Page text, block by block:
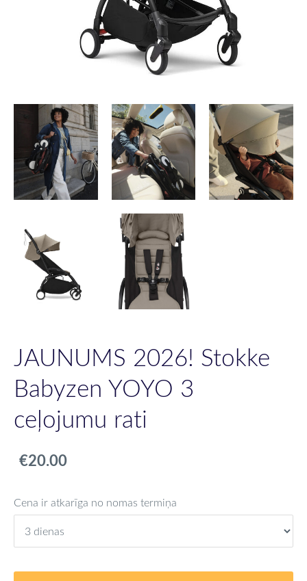
JAUNUMS 2026! Stokke
Babyzen YOYO 3
ceļojumu rati
€20.00
Cena ir atkarīga no nomas termiņa